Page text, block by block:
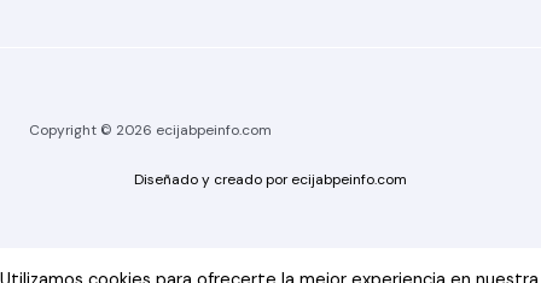
Copyright © 2026 ecijabpeinfo.com
Diseñado y creado por ecijabpeinfo.com